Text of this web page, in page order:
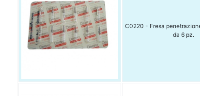
C0220 - Fresa penetrazione
da 6 pz.